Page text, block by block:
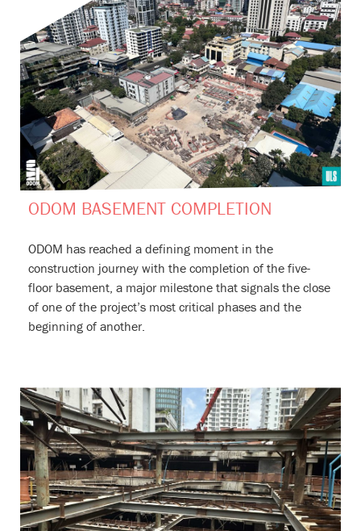
ODOM BASEMENT COMPLETION
ODOM has reached a defining moment in the
construction journey with the completion of the five-
floor basement, a major milestone that signals the close
of one of the project’s most critical phases and the
beginning of another.